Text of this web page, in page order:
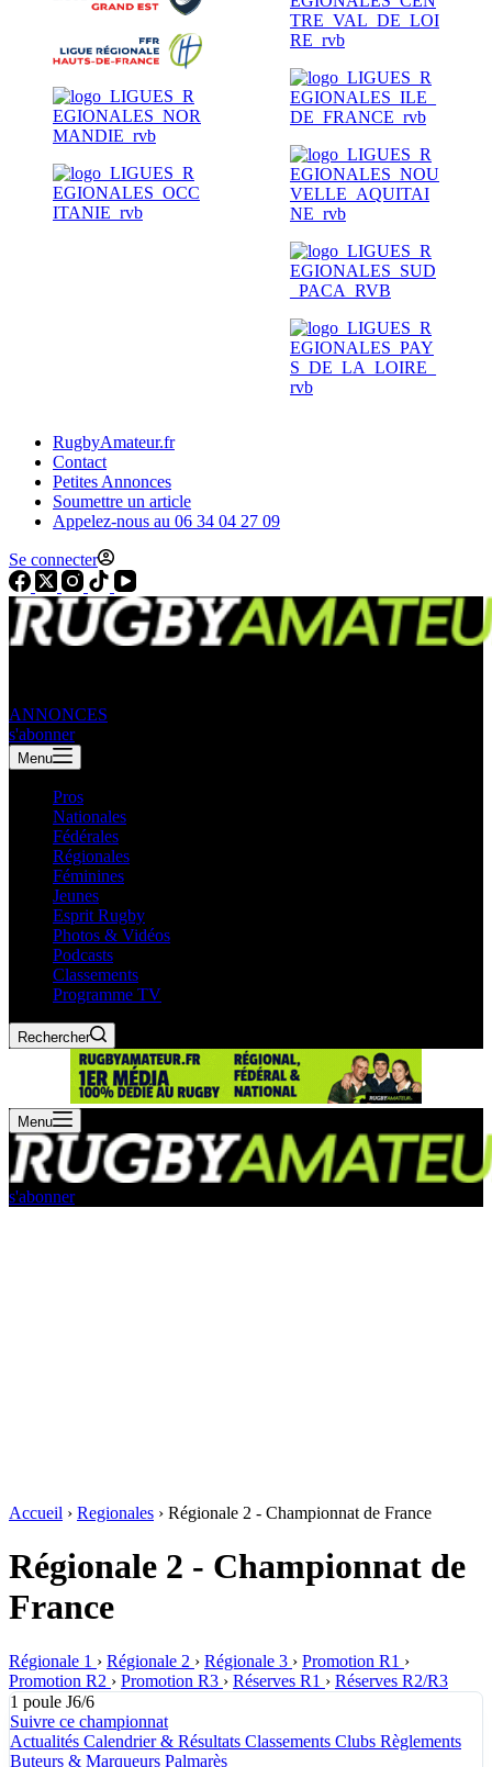
RugbyAmateur.fr
Contact
Petites Annonces
Soumettre un article
Appelez-nous au 06 34 04 27 09
Se connecter
ANNONCES
s'abonner
Menu
Pros
Nationales
Fédérales
Régionales
Féminines
Jeunes
Esprit Rugby
Photos & Vidéos
Podcasts
Classements
Programme TV
Rechercher
Menu
s'abonner
Accueil › Regionales › Régionale 2 - Championnat de France
Régionale 2 - Championnat de
France
Régionale 1 › Régionale 2 › Régionale 3 › Promotion R1 ›
Promotion R2 › Promotion R3 › Réserves R1 › Réserves R2/R3
1 poule J6/6
Suivre ce championnat
Actualités Calendrier & Résultats Classements Clubs Règlements
Buteurs & Marqueurs Palmarès